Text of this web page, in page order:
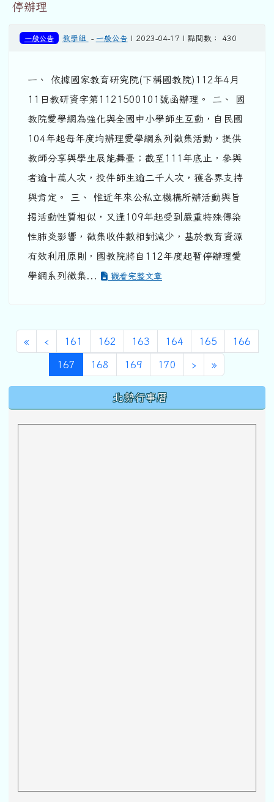
停辦理
一般公告 教學組 - 一般公告 | 2023-04-17 | 點閱數： 430
一、 依據國家教育研究院(下稱國教院)112年4月
11日教研資字第1121500101號函辦理。 二、 國
教院愛學網為強化與全國中小學師生互動，自民國
104年起每年度均辦理愛學網系列徵集活動，提供
教師分享與學生展能舞臺；截至111年底止，參與
者逾十萬人次，投件師生逾二千人次，獲各界支持
與肯定。 三、 惟近年來公私立機構所辦活動與旨
揭活動性質相似，又逢109年起受到嚴重特殊傳染
性肺炎影響，徵集收件數相對減少，基於教育資源
有效利用原則，國教院將自112年度起暫停辦理愛
學網系列徵集...
觀看完整文章
«第一頁
‹上一頁
161 162 163 164 165 166
167 (目前頁次)
168 169 170 ›下一頁
»最後頁
北勢行事曆